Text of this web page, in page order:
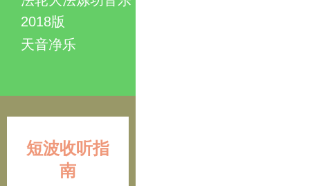
2018版
天音净乐
短波收听指
南